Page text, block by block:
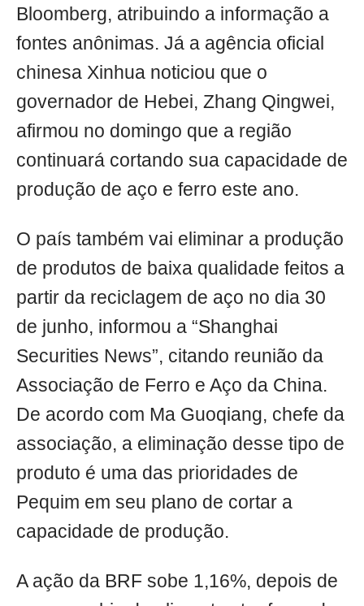
Bloomberg, atribuindo a informação a
fontes anônimas. Já a agência oficial
chinesa Xinhua noticiou que o
governador de Hebei, Zhang Qingwei,
afirmou no domingo que a região
continuará cortando sua capacidade de
produção de aço e ferro este ano.
O país também vai eliminar a produção
de produtos de baixa qualidade feitos a
partir da reciclagem de aço no dia 30
de junho, informou a “Shanghai
Securities News”, citando reunião da
Associação de Ferro e Aço da China.
De acordo com Ma Guoqiang, chefe da
associação, a eliminação desse tipo de
produto é uma das prioridades de
Pequim em seu plano de cortar a
capacidade de produção.
A ação da BRF sobe 1,16%, depois de